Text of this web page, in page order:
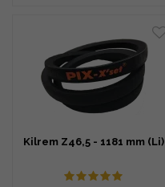
Kilrem Z46,5 - 1181 mm (Li)